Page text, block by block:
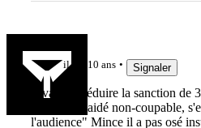
il y a 10 ans Signaler
"avant de réduire la sanction de
qui avait plaidé non-coupable,
l'audience" Mince il a pas osé